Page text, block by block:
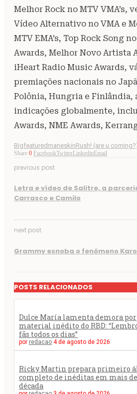
Melhor Rock no MTV VMA’s,
Vídeo Alternativo no VMA e
MTV EMA’s, Top Rock Song
Awards, Melhor Novo Artista
iHeart Radio Music Awards,
premiações nacionais no
Polônia, Hungria e Finlândia,
indicações globalmente,
Awards, NME Awards,
BigfeaturedmaneskinRush! (are u
Share 0 FacebookTwitterLinkedinEmail
previous post
Letra e vídeo de Salitre, a
Carrasco e Camilo
next post
Grammy esnoba o fenômeno
POSTS RELACIONADOS
Dulce María lamenta demora por
material inédito do RBD:
fãs todos os dias”
por redacao 4 de agosto de 2026
Ricky Martin prepara primeiro
completo de inéditas em mais
década